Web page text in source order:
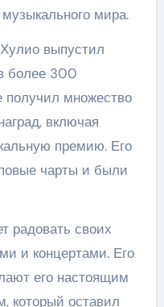
мира.
выпустил
более 300
получил множество
включая
премию. Его
чарты и были
радовать своих
и концертами. Его
его настоящим
который оставил